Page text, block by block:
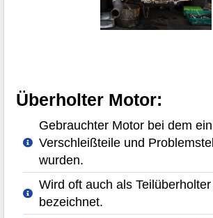
Überholter Motor:
Gebrauchter Motor bei dem
Verschleißteile und
wurden.
Wird oft auch als
bezeichnet.